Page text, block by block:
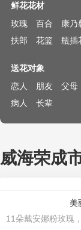
鲜花花材
玫瑰
百合 康乃
扶郎
花篮 瓶插
送花对象
恋人
朋友 父母
病人
长辈
威海荣成
美